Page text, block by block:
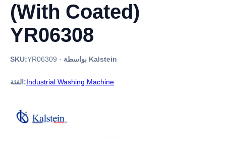
(With Coated)
YR06308
SKU:YR06309 · بواسطة Kalstein
الفئة:Industrial Washing Machine